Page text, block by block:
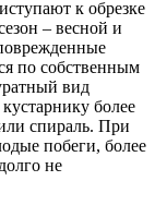
к обрезке
– весной и
по собственным
вид
более
спираль. При
побеги, более
не